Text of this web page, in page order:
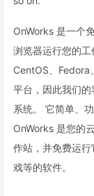
OnWorks 是一个
浏览器运行您的
CentOS、Fedora
平台，因此我们
系统。 它简单、
OnWorks 是您的
作站，并免费运
戏等的软件。